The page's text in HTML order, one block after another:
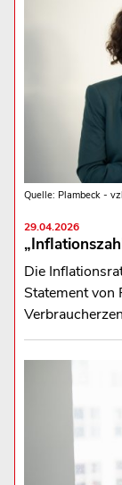
Quelle: Plambeck -
29.04.2026
Die
Statement von